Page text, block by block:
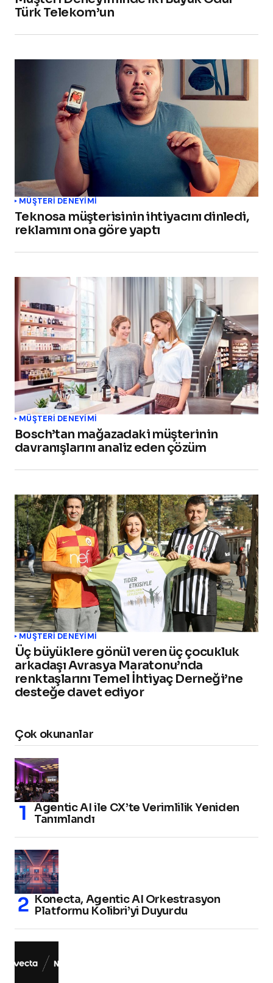
Türk Telekom’un
MÜŞTERI DENEYIMI
Teknosa müşterisinin ihtiyacını dinledi,
reklamını ona göre yaptı
MÜŞTERI DENEYIMI
Bosch’tan mağazadaki müşterinin
davranışlarını analiz eden çözüm
MÜŞTERI DENEYIMI
Üç büyüklere gönül veren üç çocukluk
arkadaşı Avrasya Maratonu’nda
renktaşlarını Temel İhtiyaç Derneği’ne
desteğe davet ediyor
Çok okunanlar
Agentic AI ile CX’te Verimlilik Yeniden
Tanımlandı
Konecta, Agentic AI Orkestrasyon
Platformu Kolibri’yi Duyurdu